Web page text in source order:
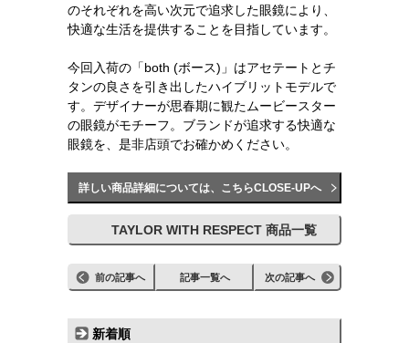
のそれぞれを高い次元で追求した眼鏡により、
快適な生活を提供することを目指しています。
今回入荷の「both (ボース)」はアセテートとチ
タンの良さを引き出したハイブリットモデルで
す。デザイナーが思春期に観たムービースター
の眼鏡がモチーフ。ブランドが追求する快適な
眼鏡を、是非店頭でお確かめください。
詳しい商品詳細については、こちらCLOSE-UPへ
TAYLOR WITH RESPECT 商品一覧
前の記事へ 記事一覧へ 次の記事へ
新着順